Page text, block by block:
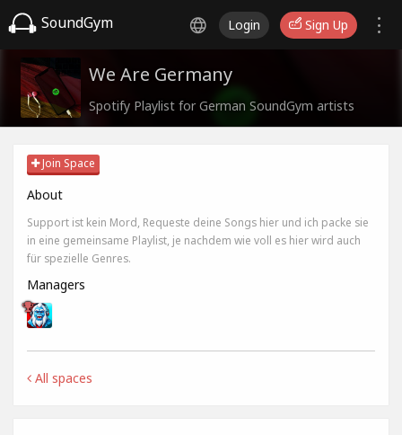
SoundGym Login Sign Up
We Are Germany
Spotify Playlist for German SoundGym artists
Join Space
About
Support ist kein Mord, Requeste deine Songs hier und ich packe sie
in eine gemeinsame Playlist, je nachdem wie voll es hier wird auch
für spezielle Genres.
Managers
All spaces